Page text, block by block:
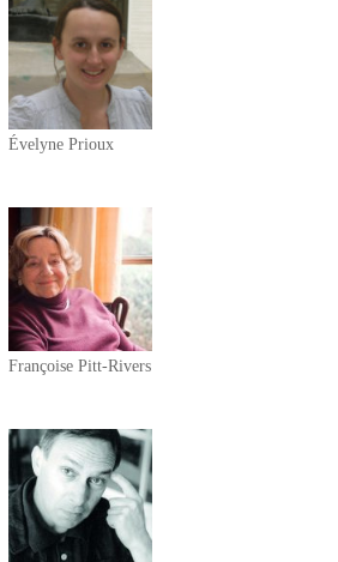
Évelyne Prioux
Françoise Pitt-Rivers